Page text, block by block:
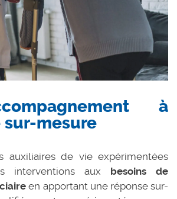
à
mesure
auxiliaires de vie expérimentées
interventions aux besoins de
en apportant une réponse sur-